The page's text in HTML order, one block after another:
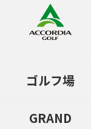
ゴルフ場
GRAND